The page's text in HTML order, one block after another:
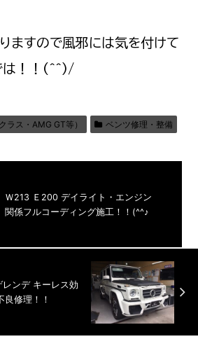
ますので風邪には気を付けて
は！！(^^)/
ラス・AMG GT等） ベンツ修理・整備
Ｗ213 Ｅ200 デイライト・エンジン
関係フルコーディング施工！！(^^♪
ンデ キーレス効
良修理！！